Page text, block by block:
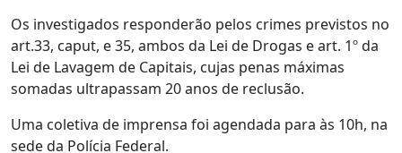
Os investigados responderão pelos crimes previstos no
art.33, caput, e 35, ambos da Lei de Drogas e art. 1º da
Lei de Lavagem de Capitais, cujas penas máximas
somadas ultrapassam 20 anos de reclusão.
Uma coletiva de imprensa foi agendada para às 10h, na
sede da Polícia Federal.